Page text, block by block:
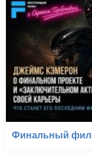
Финальный